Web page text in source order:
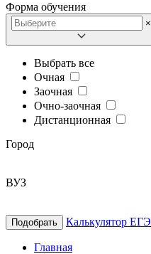
Форма обучения
×
Выбрать все
Очная
Заочная
Очно-заочная
Дистанционная
Город
ВУЗ
Подобрать Калькулятор ЕГЭ
Главная